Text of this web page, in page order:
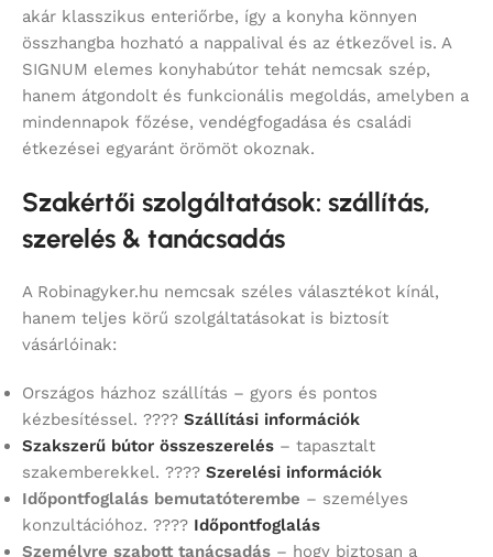
akár klasszikus enteriőrbe, így a konyha könnyen
összhangba hozható a nappalival és az étkezővel is. A
SIGNUM elemes konyhabútor tehát nemcsak szép,
hanem átgondolt és funkcionális megoldás, amelyben a
mindennapok főzése, vendégfogadása és családi
étkezései egyaránt örömöt okoznak.
Szakértői szolgáltatások: szállítás,
szerelés & tanácsadás
A Robinagyker.hu nemcsak széles választékot kínál,
hanem teljes körű szolgáltatásokat is biztosít
vásárlóinak:
Országos házhoz szállítás – gyors és pontos
kézbesítéssel. ???? Szállítási információk
Szakszerű bútor összeszerelés – tapasztalt
szakemberekkel. ???? Szerelési információk
Időpontfoglalás bemutatóterembe – személyes
konzultációhoz. ???? Időpontfoglalás
Személyre szabott tanácsadás – hogy biztosan a